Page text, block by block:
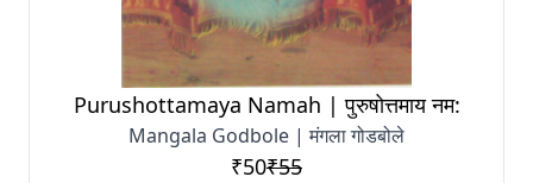
Purushottamaya Namah | पुरुषोत्तमाय नम:
Mangala Godbole | मंगला गोडबोले
₹50₹55